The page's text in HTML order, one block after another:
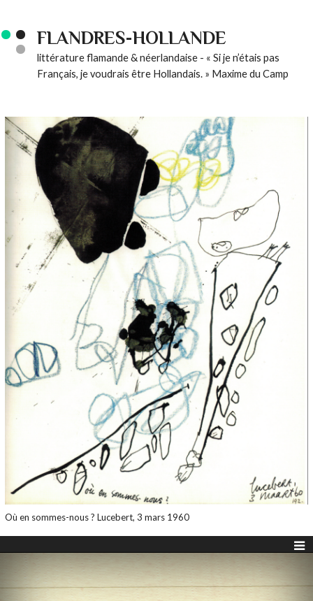
FLANDRES-HOLLANDE
littérature flamande & néerlandaise - « Si je n’étais pas
Français, je voudrais être Hollandais. » Maxime du Camp
Où en sommes-nous ? Lucebert, 3 mars 1960